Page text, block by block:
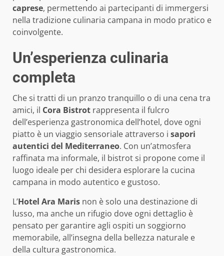
caprese, permettendo ai partecipanti di immergersi
nella tradizione culinaria campana in modo pratico e
coinvolgente.
Un’esperienza culinaria
completa
Che si tratti di un pranzo tranquillo o di una cena tra
amici, il Cora Bistrot rappresenta il fulcro
dell’esperienza gastronomica dell’hotel, dove ogni
piatto è un viaggio sensoriale attraverso i sapori
autentici del Mediterraneo. Con un’atmosfera
raffinata ma informale, il bistrot si propone come il
luogo ideale per chi desidera esplorare la cucina
campana in modo autentico e gustoso.
L’Hotel Ara Maris non è solo una destinazione di
lusso, ma anche un rifugio dove ogni dettaglio è
pensato per garantire agli ospiti un soggiorno
memorabile, all’insegna della bellezza naturale e
della cultura gastronomica.